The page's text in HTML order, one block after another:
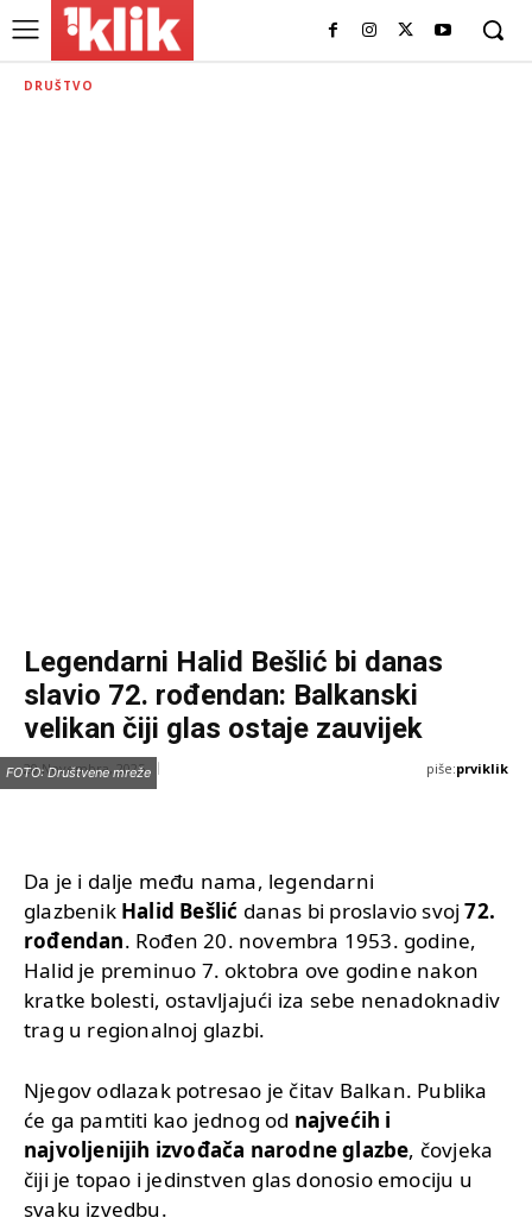
DRUŠTVO
Legendarni Halid Bešlić bi danas
slavio 72. rođendan: Balkanski
velikan čiji glas ostaje zauvijek
20 Novembra, 2025 piše:prviklik
FOTO: Društvene mreže
Da je i dalje među nama, legendarni
glazbenik Halid Bešlić danas bi proslavio svoj72.
rođendan. Rođen 20. novembra 1953. godine,
Halid je preminuo 7. oktobra ove godine nakon
kratke bolesti, ostavljajući iza sebe nenadoknadiv
trag u regionalnoj glazbi.
Njegov odlazak potresao je čitav Balkan. Publika
će ga pamtiti kao jednog od najvećih i
najvoljenijih izvođača narodne glazbe, čovjeka
čiji je topao i jedinstven glas donosio emociju u
svaku izvedbu.